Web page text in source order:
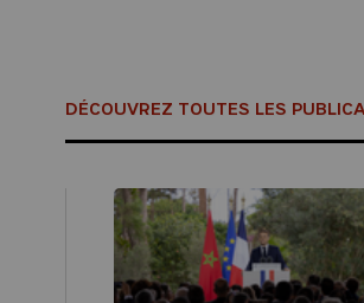
DÉCOUVREZ TOUTES LES